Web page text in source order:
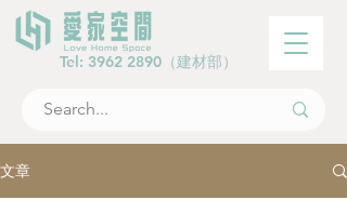
Tel: 3962 2890 （建材部）
文章